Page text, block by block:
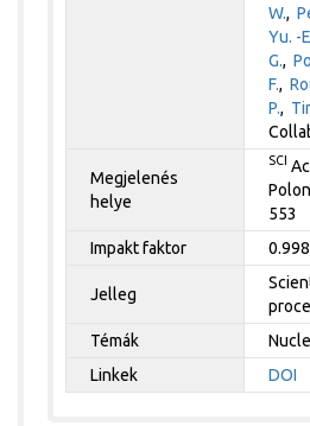
W.,
Yu. -
G.,
F.,
P.,
Megjelenés
helye
SCI
553
Impakt faktor
0.998
Jelleg
Témák
Linkek
DOI